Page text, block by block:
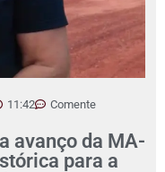
11:42 Comente
avanço da MA-
para a